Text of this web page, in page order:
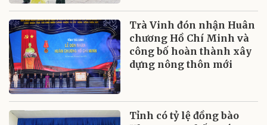
Trà Vinh đón nhận Huân
chương Hồ Chí Minh và
công bố hoàn thành xây
dựng nông thôn mới
Tỉnh có tỷ lệ đồng bào